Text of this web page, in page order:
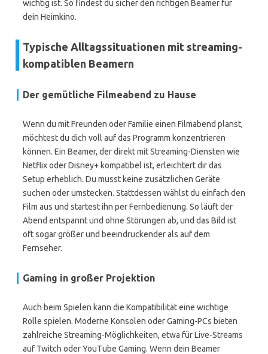
wichtig ist. So findest du sicher den richtigen Beamer für
dein Heimkino.
Typische Alltagssituationen mit streaming-
kompatiblen Beamern
Der gemütliche Filmeabend zu Hause
Wenn du mit Freunden oder Familie einen Filmabend planst,
möchtest du dich voll auf das Programm konzentrieren
können. Ein Beamer, der direkt mit Streaming-Diensten wie
Netflix oder Disney+ kompatibel ist, erleichtert dir das
Setup erheblich. Du musst keine zusätzlichen Geräte
suchen oder umstecken. Stattdessen wählst du einfach den
Film aus und startest ihn per Fernbedienung. So läuft der
Abend entspannt und ohne Störungen ab, und das Bild ist
oft sogar größer und beeindruckender als auf dem
Fernseher.
Gaming in großer Projektion
Auch beim Spielen kann die Kompatibilität eine wichtige
Rolle spielen. Moderne Konsolen oder Gaming-PCs bieten
zahlreiche Streaming-Möglichkeiten, etwa für Live-Streams
auf Twitch oder YouTube Gaming. Wenn dein Beamer